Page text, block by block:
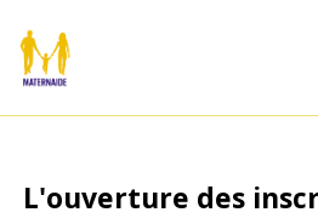
L'ouverture des